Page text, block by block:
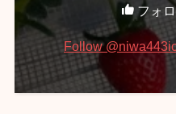
フォ
Follow